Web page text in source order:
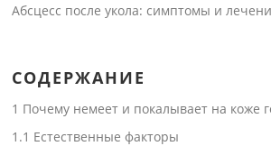
Абсцесс после укола: симптомы и
СОДЕРЖАНИЕ
1 Почему немеет и покалывает на коже
1.1 Естественные факторы